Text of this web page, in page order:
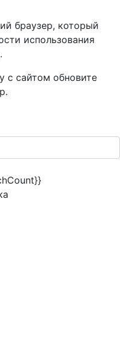
браузер, который
использования
с сайтом обновите